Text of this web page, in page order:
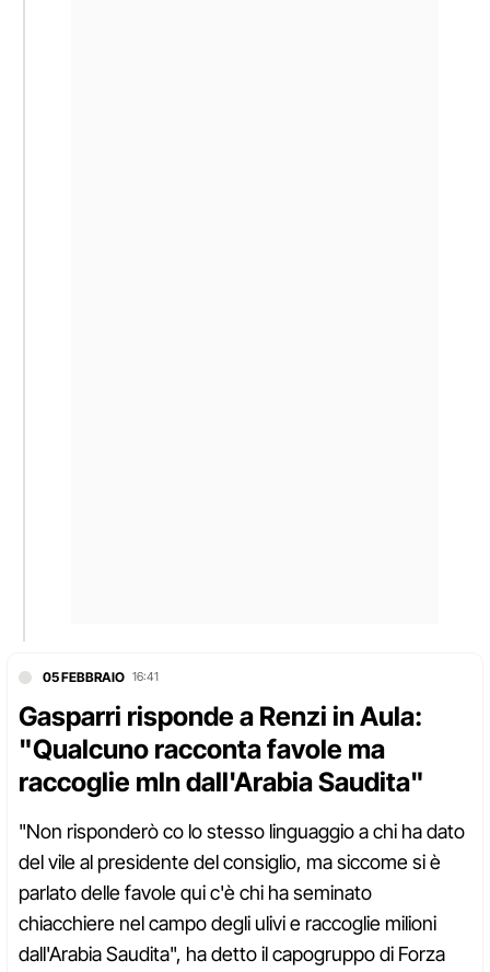
05 FEBBRAIO 16:41
Gasparri risponde a Renzi in Aula:
"Qualcuno racconta favole ma
raccoglie mln dall'Arabia Saudita"
"Non risponderò co lo stesso linguaggio a chi ha dato
del vile al presidente del consiglio, ma siccome si è
parlato delle favole qui c'è chi ha seminato
chiacchiere nel campo degli ulivi e raccoglie milioni
dall'Arabia Saudita", ha detto il capogruppo di Forza